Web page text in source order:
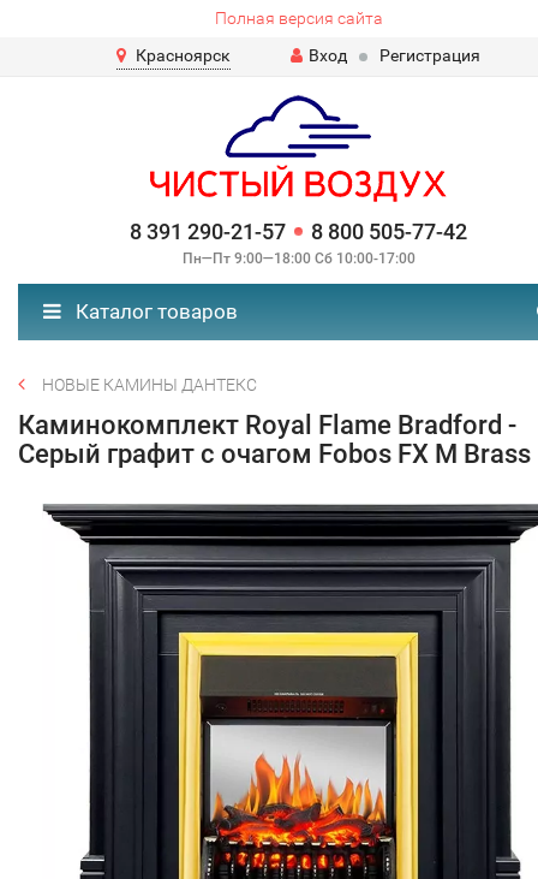
Полная версия сайта
Красноярск
Вход Регистрация
8 391 290-21-57 8 800 505-77-42
Пн—Пт 9:00—18:00 Сб 10:00-17:00
Каталог товаров
НОВЫЕ КАМИНЫ ДАНТЕКС
Каминокомплект Royal Flame Bradford -
Серый графит с очагом Fobos FX M Brass